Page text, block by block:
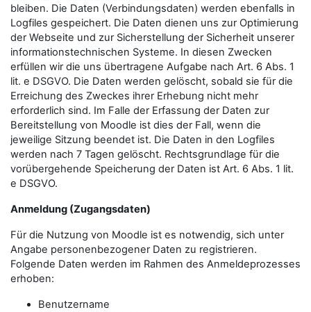
bleiben. Die Daten (Verbindungsdaten) werden ebenfalls in
Logfiles gespeichert. Die Daten dienen uns zur Optimierung
der Webseite und zur Sicherstellung der Sicherheit unserer
informationstechnischen Systeme. In diesen Zwecken
erfüllen wir die uns übertragene Aufgabe nach Art. 6 Abs. 1
lit. e DSGVO. Die Daten werden gelöscht, sobald sie für die
Erreichung des Zweckes ihrer Erhebung nicht mehr
erforderlich sind. Im Falle der Erfassung der Daten zur
Bereitstellung von Moodle ist dies der Fall, wenn die
jeweilige Sitzung beendet ist. Die Daten in den Logfiles
werden nach 7 Tagen gelöscht. Rechtsgrundlage für die
vorübergehende Speicherung der Daten ist Art. 6 Abs. 1 lit.
e DSGVO.
Anmeldung (Zugangsdaten)
Für die Nutzung von Moodle ist es notwendig, sich unter
Angabe personenbezogener Daten zu registrieren.
Folgende Daten werden im Rahmen des Anmeldeprozesses
erhoben:
Benutzername